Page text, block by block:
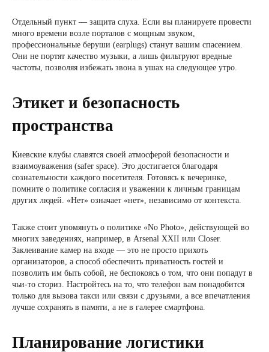
Отдельный пункт — защита слуха. Если вы планируете провести
много времени возле порталов с мощным звуком,
профессиональные беруши (earplugs) станут вашим спасением.
Они не портят качество музыки, а лишь фильтруют вредные
частоты, позволяя избежать звона в ушах на следующее утро.
Этикет и безопасность
пространства
Киевские клубы славятся своей атмосферой безопасности и
взаимоуважения (safer space). Это достигается благодаря
сознательности каждого посетителя. Готовясь к вечеринке,
помните о политике согласия и уважении к личным границам
других людей. «Нет» означает «нет», независимо от контекста.
Также стоит упомянуть о политике «No Photo», действующей во
многих заведениях, например, в Arsenal XXII или Closer.
Заклеивание камер на входе — это не просто прихоть
организаторов, а способ обеспечить приватность гостей и
позволить им быть собой, не беспокоясь о том, что они попадут в
чьи-то сториз. Настройтесь на то, что телефон вам понадобится
только для вызова такси или связи с друзьями, а все впечатления
лучше сохранять в памяти, а не в галерее смартфона.
Планирование логистики